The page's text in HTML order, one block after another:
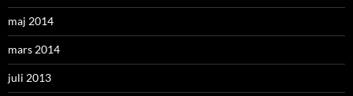
maj 2014
mars 2014
juli 2013